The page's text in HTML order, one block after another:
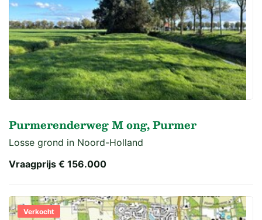
Purmerenderweg M ong, Purmer
Losse grond in Noord-Holland
Vraagprijs € 156.000
Verkocht